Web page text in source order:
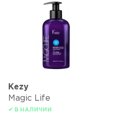
Kezy
Magic Life
✔ В НАЛИЧИИ